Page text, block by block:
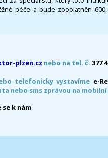
péče a bude zpoplatněn
plzen.cz nebo na tel. č. 377
telefonicky vystavíme e-
nebo sms zprávou na
k nám